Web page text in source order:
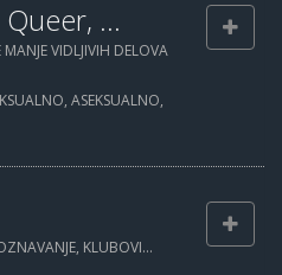
...
VIDLJIVIH DELOVA
ASEKSUALNO,
KLUBOVI...